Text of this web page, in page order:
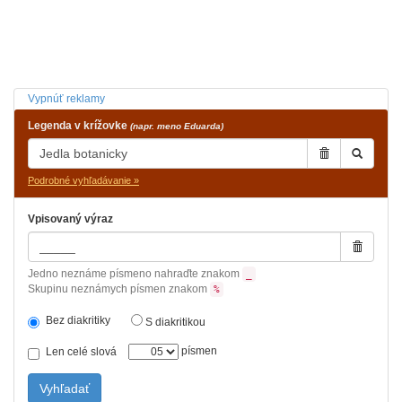
Vypnúť reklamy
Legenda v krížovke (napr. meno Eduarda)
Podrobné vyhľadávanie »
Vpisovaný výraz
Jedno neznáme písmeno nahraďte znakom
Skupinu neznámych písmen znakom %
Bez diakritiky S diakritikou
Len celé slová písmen
Vyhľadať